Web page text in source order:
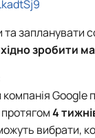
запланувати
зробити
Google
4
вибрати,